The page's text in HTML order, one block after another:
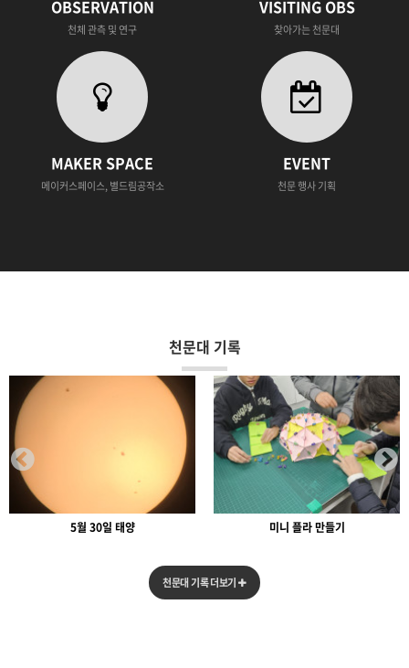
OBSERVATION
천체 관측 및 연구
VISITING OBS
찾아가는 천문대
MAKER SPACE
메이커스페이스, 별드림공작소
EVENT
천문 행사 기획
천문대 기록
미니 플라 만들기 대형 성도 만들기
천문대 기록 더보기